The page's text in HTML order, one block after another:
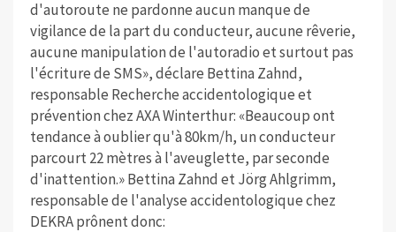
d'autoroute ne pardonne aucun manque de
vigilance de la part du conducteur, aucune rêverie,
aucune manipulation de l'autoradio et surtout pas
l'écriture de SMS», déclare Bettina Zahnd,
responsable Recherche accidentologique et
prévention chez AXA Winterthur: «Beaucoup ont
tendance à oublier qu'à 80km/h, un conducteur
parcourt 22 mètres à l'aveuglette, par seconde
d'inattention.» Bettina Zahnd et Jörg Ahlgrimm,
responsable de l'analyse accidentologique chez
DEKRA prônent donc: